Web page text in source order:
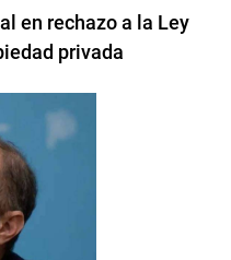
en rechazo a la Ley
privada